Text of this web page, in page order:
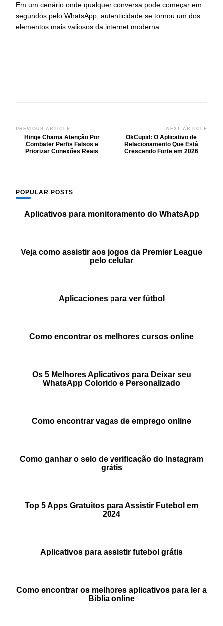
Em um cenário onde qualquer conversa pode começar em
segundos pelo WhatsApp, autenticidade se tornou um dos
elementos mais valiosos da internet moderna.
Post
Navigation
PREVIOUS ARTICLE
Hinge Chama Atenção Por
Combater Perfis Falsos e
Priorizar Conexões Reais
NEXT ARTICLE
OkCupid: O Aplicativo de
Relacionamento Que Está
Crescendo Forte em 2026
POPULAR POSTS
Aplicativos para monitoramento do WhatsApp
Veja como assistir aos jogos da Premier League
pelo celular
Aplicaciones para ver fútbol
Como encontrar os melhores cursos online
Os 5 Melhores Aplicativos para Deixar seu
WhatsApp Colorido e Personalizado
Como encontrar vagas de emprego online
Como ganhar o selo de verificação do Instagram
grátis
Top 5 Apps Gratuitos para Assistir Futebol em
2024
Aplicativos para assistir futebol grátis
Como encontrar os melhores aplicativos para ler a
Bíblia online